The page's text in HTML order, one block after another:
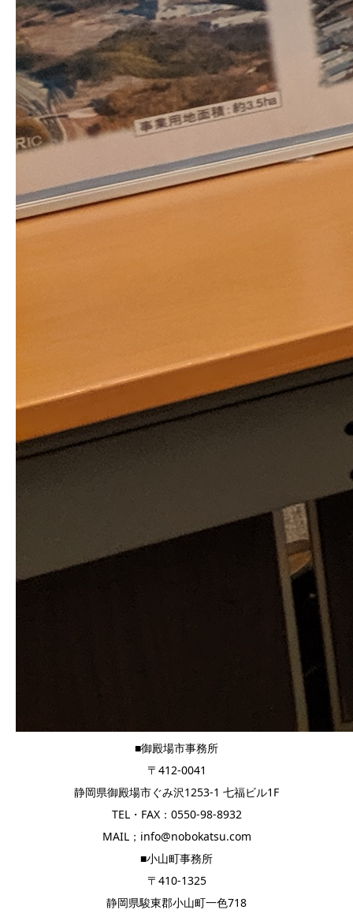
■御殿場市事務所
〒412-0041
静岡県御殿場市ぐみ沢1253-1 七福ビル1F
TEL・FAX：0550-98-8932
MAIL；info@nobokatsu.com
■小山町事務所
〒410-1325
静岡県駿東郡小山町一色718